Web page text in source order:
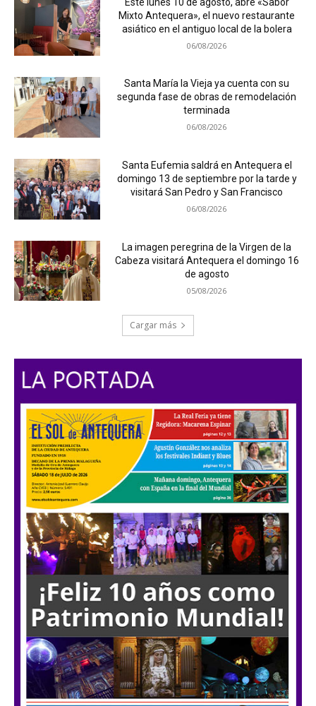
Mixto Antequera», el nuevo restaurante
asiático en el antiguo local de la bolera
06/08/2026
Santa María la Vieja ya cuenta con su
segunda fase de obras de remodelación
terminada
06/08/2026
Santa Eufemia saldrá en Antequera el
domingo 13 de septiembre por la tarde y
visitará San Pedro y San Francisco
06/08/2026
La imagen peregrina de la Virgen de la
Cabeza visitará Antequera el domingo 16
de agosto
05/08/2026
Cargar más